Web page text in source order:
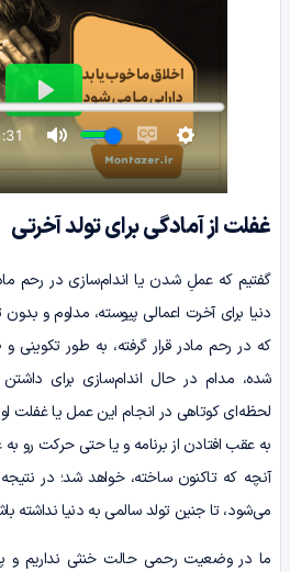
غفلت از آمادگی برای تولد آخرتی
گفتیم که عملِ شدن یا اندام‌سازی در رحم
دنیا برای آخرت اعمالی پیوسته، مداوم و
که در رحم مادر قرار گرفته، به طور
شده، مدام در حال اندام‌سازی برای
لحظه‌ای کوتاهی در انجام این عمل یا غفلت
به عقب افتادن از برنامه و یا حتی حرکت رو
آنچه که تاکنون ساخته، خواهد شد؛ در
می‌شود، تا جنین تولد سالمی به دنیا نداشته
ما در وضعیت رحمی حالت خنثی نداریم و